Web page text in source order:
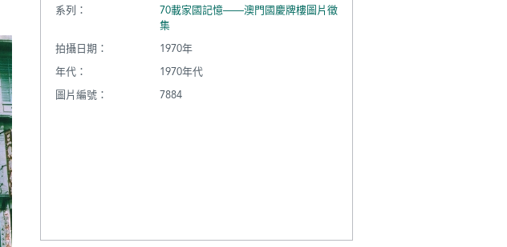
系列：
70載家國記憶——澳門國慶牌樓圖片徵
集
拍攝日期：
1970年
年代：
1970年代
圖片編號：
7884